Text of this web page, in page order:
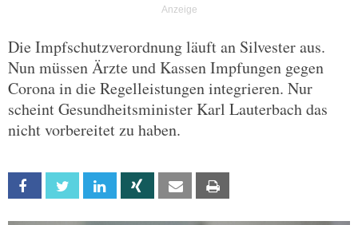
Die Impfschutzverordnung läuft an Silvester aus.
Nun müssen Ärzte und Kassen Impfungen gegen
Corona in die Regelleistungen integrieren. Nur
scheint Gesundheitsminister Karl Lauterbach das
nicht vorbereitet zu haben.
Facebook Twitter Linkedin Xing Email